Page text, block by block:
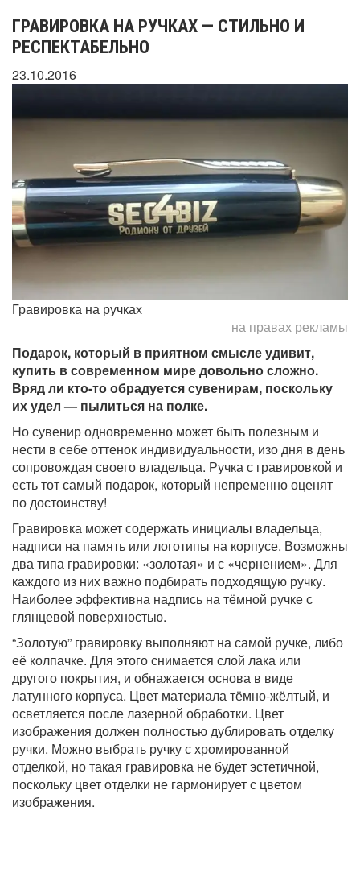
ГРАВИРОВКА НА РУЧКАХ — СТИЛЬНО И
РЕСПЕКТАБЕЛЬНО
23.10.2016
Гравировка на ручках
на правах рекламы
Подарок, который в приятном смысле удивит,
купить в современном мире довольно сложно.
Вряд ли кто-то обрадуется сувенирам, поскольку
их удел — пылиться на полке.
Но сувенир одновременно может быть полезным и
нести в себе оттенок индивидуальности, изо дня в день
сопровождая своего владельца. Ручка с гравировкой и
есть тот самый подарок, который непременно оценят
по достоинству!
Гравировка может содержать инициалы владельца,
надписи на память или логотипы на корпусе. Возможны
два типа гравировки: «золотая» и с «чернением». Для
каждого из них важно подбирать подходящую ручку.
Наиболее эффективна надпись на тёмной ручке с
глянцевой поверхностью.
“Золотую” гравировку выполняют на самой ручке, либо
её колпачке. Для этого снимается слой лака или
другого покрытия, и обнажается основа в виде
латунного корпуса. Цвет материала тёмно-жёлтый, и
осветляется после лазерной обработки. Цвет
изображения должен полностью дублировать отделку
ручки. Можно выбрать ручку с хромированной
отделкой, но такая гравировка не будет эстетичной,
поскольку цвет отделки не гармонирует с цветом
изображения.